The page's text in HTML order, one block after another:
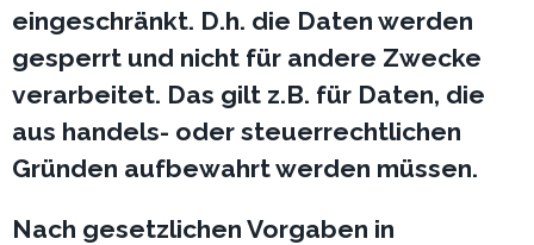
eingeschränkt. D.h. die Daten werden
gesperrt und nicht für andere Zwecke
verarbeitet. Das gilt z.B. für Daten, die
aus handels- oder steuerrechtlichen
Gründen aufbewahrt werden müssen.
Nach gesetzlichen Vorgaben in